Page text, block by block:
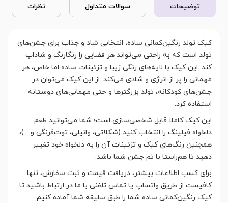
توضیحات سوالات متداول نظرات
کیک تولد رنگین‌کمانی ساده، انتخابی شاد و جذاب برای جشن‌های
تولد است که به راحتی می‌تواند هر فضایی را رنگارنگ و شاداب
کند. این کیک با لایه‌های رنگی زیبا و تزئینات ساده اما خاص، هر
مهمانی را پر از انرژی و شادی می‌کند. از این کیک می‌توان در
جشن‌های کودکانه، تولد بزرگترها و حتی مهمانی‌های دوستانه
استفاده کرد.
این کیک کاملا قابل شخصی‌سازی است؛ شما می‌توانید طعم
دلخواه فیلینگ را انتخاب کنید (شکلاتی، وانیلی، توت‌فرنگی و ...)،
همچنین رنگ‌های کیک و تزئینات آن را به دلخواه خود تغییر
دهید تا هم‌راستا با تم جشن شما باشد.
برای کسب اطلاعات بیشتر، دریافت قیمت و ثبت سفارش، تنها
کافیست از طریق واتساپ یا تماس تلفنی با ما در ارتباط باشید تا
کیک رنگین‌کمانی ساده شما را طبق سلیقه شما آماده کنیم.